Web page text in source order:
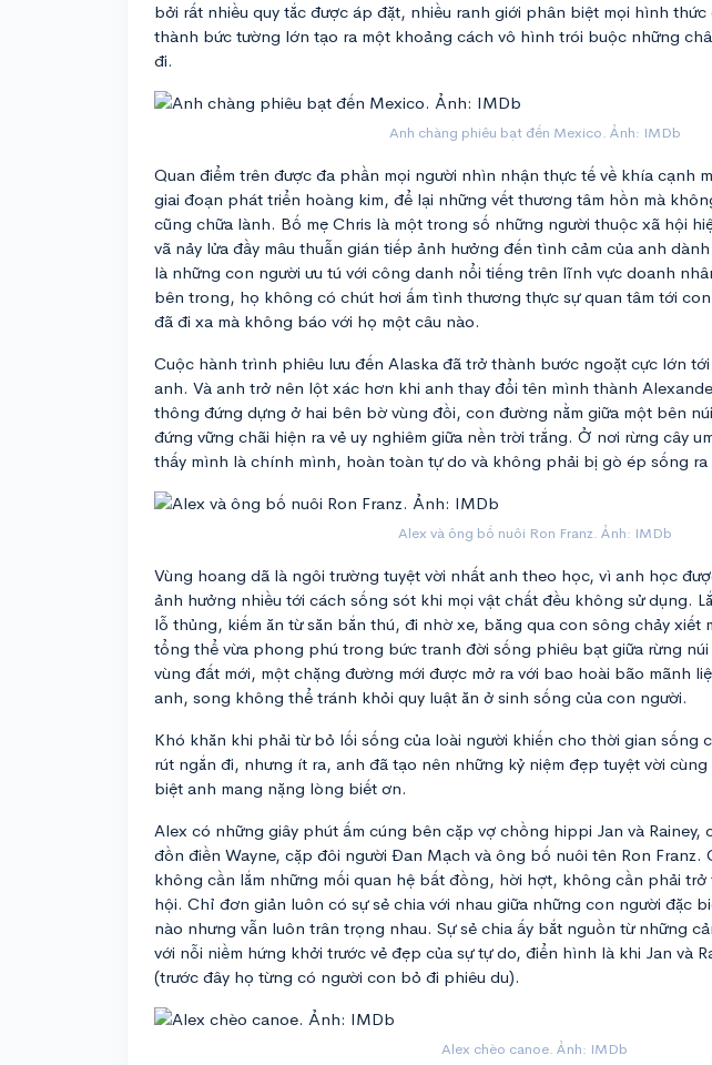
bởi rất nhiều quy tắc được áp đặt, nhiều ranh giới phân biệt mọi hình
thành bức tường lớn tạo ra một khoảng cách vô hình trói buộc những
đi.
Anh chàng phiêu bạt đến Mexico. Ảnh: IMDb
Quan điểm trên được đa phần mọi người nhìn nhận thực tế về khía cạnh
giai đoạn phát triển hoàng kim, để lại những vết thương tâm hồn mà
cũng chữa lành. Bố mẹ Chris là một trong số những người thuộc xã hội
vã nảy lửa đầy mâu thuẫn gián tiếp ảnh hưởng đến tình cảm của anh
là những con người ưu tú với công danh nổi tiếng trên lĩnh vực doanh
bên trong, họ không có chút hơi ấm tình thương thực sự quan tâm tới
đã đi xa mà không báo với họ một câu nào.
Cuộc hành trình phiêu lưu đến Alaska đã trở thành bước ngoặt cực lớn
anh. Và anh trở nên lột xác hơn khi anh thay đổi tên mình thành
thông đứng dựng ở hai bên bờ vùng đồi, con đường nằm giữa một bên
đứng vững chãi hiện ra vẻ uy nghiêm giữa nền trời trắng. Ở nơi rừng cây
thấy mình là chính mình, hoàn toàn tự do và không phải bị gò ép sống ra
Alex và ông bố nuôi Ron Franz. Ảnh: IMDb
Vùng hoang dã là ngôi trường tuyệt vời nhất anh theo học, vì anh học
ảnh hưởng nhiều tới cách sống sót khi mọi vật chất đều không sử dụng.
lỗ thủng, kiếm ăn từ săn bắn thú, đi nhờ xe, băng qua con sông chảy xiết
tổng thể vừa phong phú trong bức tranh đời sống phiêu bạt giữa rừng
vùng đất mới, một chặng đường mới được mở ra với bao hoài bão mãnh
anh, song không thể tránh khỏi quy luật ăn ở sinh sống của con người.
Khó khăn khi phải từ bỏ lối sống của loài người khiến cho thời gian sống
rút ngắn đi, nhưng ít ra, anh đã tạo nên những kỷ niệm đẹp tuyệt vời
biệt anh mang nặng lòng biết ơn.
Alex có những giây phút ấm cúng bên cặp vợ chồng hippi Jan và Rainey,
đồn điền Wayne, cặp đôi người Đan Mạch và ông bố nuôi tên Ron Franz.
không cần lắm những mối quan hệ bất đồng, hời hợt, không cần phải
hội. Chỉ đơn giản luôn có sự sẻ chia với nhau giữa những con người đặc
nào nhưng vẫn luôn trân trọng nhau. Sự sẻ chia ấy bắt nguồn từ những
với nỗi niềm hứng khởi trước vẻ đẹp của sự tự do, điển hình là khi Jan và
(trước đây họ từng có người con bỏ đi phiêu du).
Alex chèo canoe. Ảnh: IMDb